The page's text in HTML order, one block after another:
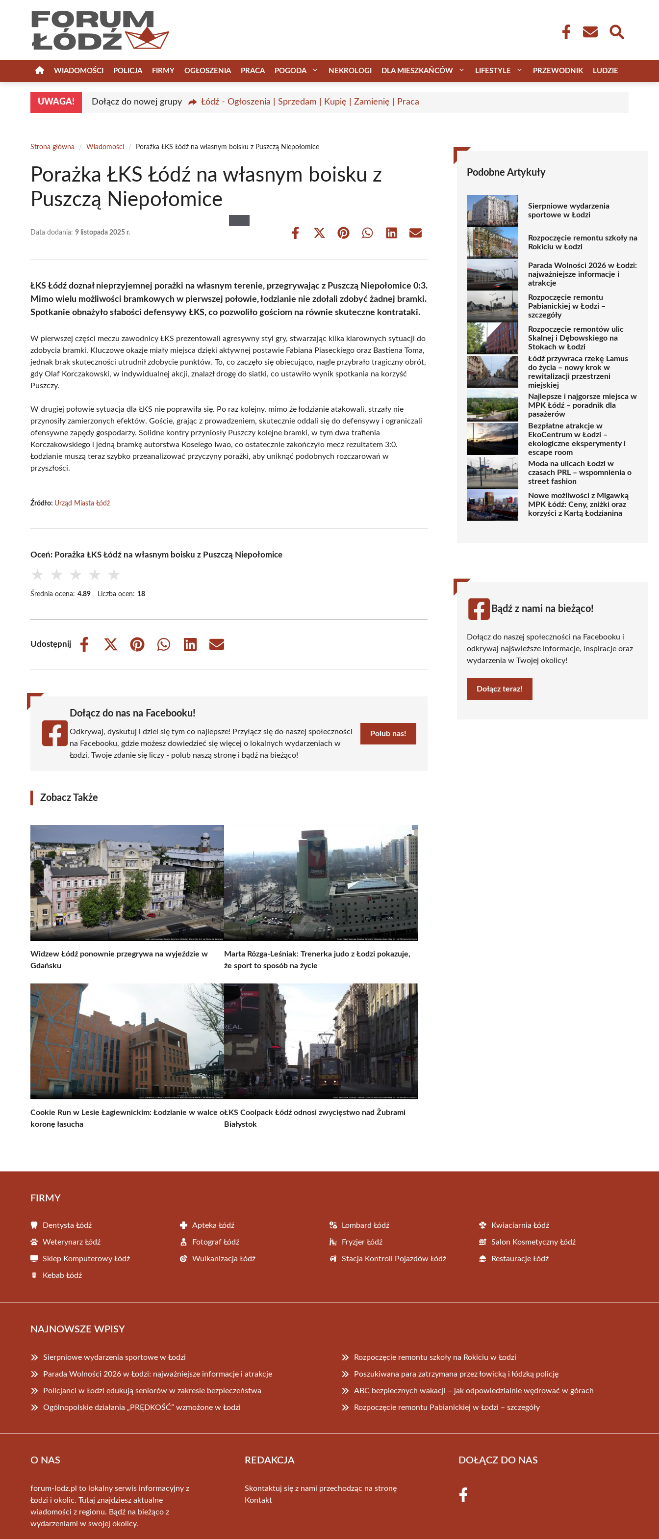
WIADOMOŚCI POLICJA FIRMY OGŁOSZENIA PRACA POGODA NEKROLOGI DLA MIESZKAŃCÓW LIFESTYLE PRZEWODNIK LUDZIE
UWAGA! Dołącz do nowej grupy Łódź - Ogłoszenia | Sprzedam | Kupię | Zamienię | Praca
Strona główna / Wiadomości / Porażka ŁKS Łódź na własnym boisku z Puszczą Niepołomice
Porażka ŁKS Łódź na własnym boisku z
Puszczą Niepołomice
Data dodania: 9 listopada 2025 r.
Share
Share
(Twitter)
Share Share Share Share
ŁKS Łódź doznał nieprzyjemnej porażki na własnym terenie, przegrywając z Puszczą Niepołomice 0:3.
Mimo wielu możliwości bramkowych w pierwszej połowie, łodzianie nie zdołali zdobyć żadnej bramki.
Spotkanie obnażyło słabości defensywy ŁKS, co pozwoliło gościom na równie skuteczne kontrataki.
W pierwszej części meczu zawodnicy ŁKS prezentowali agresywny styl gry, stwarzając kilka klarownych sytuacji do
zdobycia bramki. Kluczowe okazje miały miejsca dzięki aktywnej postawie Fabiana Piaseckiego oraz Bastiena Toma,
jednak brak skuteczności utrudnił zdobycie punktów. To, co zaczęło się obiecująco, nagle przybrało tragiczny obrót,
gdy Olaf Korczakowski, w indywidualnej akcji, znalazł drogę do siatki, co ustawiło wynik spotkania na korzyść
Puszczy.
W drugiej połowie sytuacja dla ŁKS nie poprawiła się. Po raz kolejny, mimo że łodzianie atakowali, strzały nie
przynosiły zamierzonych efektów. Goście, grając z prowadzeniem, skutecznie oddali się do defensywy i ograniczali
ofensywne zapędy gospodarzy. Solidne kontry przyniosły Puszczy kolejne bramki, w tym dwa trafienia
Korczakowskiego i jedną bramkę autorstwa Koseiego Iwao, co ostatecznie zakończyło mecz rezultatem 3:0.
Łodzianie muszą teraz szybko przeanalizować przyczyny porażki, aby uniknąć podobnych rozczarowań w
przyszłości.
Źródło: Urząd Miasta Łódź
Oceń: Porażka ŁKS Łódź na własnym boisku z Puszczą Niepołomice
★ ★ ★ ★ ★
Średnia ocena: 4.89 Liczba ocen: 18
Udostępnij
Share
Share
(Twitter)
Share
Share
Share
Share
Dołącz do nas na Facebooku!
Odkrywaj, dyskutuj i dziel się tym co najlepsze! Przyłącz się do naszej społeczności
na Facebooku, gdzie możesz dowiedzieć się więcej o lokalnych wydarzeniach w
Łodzi. Twoje zdanie się liczy - polub naszą stronę i bądź na bieżąco!
Polub nas!
Zobacz Także
Widzew Łódź ponownie przegrywa na wyjeździe w
Gdańsku
Marta Rózga-Leśniak: Trenerka judo z Łodzi pokazuje,
że sport to sposób na życie
Cookie Run w Lesie Łagiewnickim: Łodzianie w walce o
koronę łasucha
ŁKS Coolpack Łódź odnosi zwycięstwo nad Żubrami
Białystok
Podobne Artykuły
Sierpniowe wydarzenia
sportowe w Łodzi
Rozpoczęcie remontu szkoły na
Rokiciu w Łodzi
Parada Wolności 2026 w Łodzi:
najważniejsze informacje i
atrakcje
Rozpoczęcie remontu
Pabianickiej w Łodzi –
szczegóły
Rozpoczęcie remontów ulic
Skalnej i Dębowskiego na
Stokach w Łodzi
Łódź przywraca rzekę Lamus
do życia – nowy krok w
rewitalizacji przestrzeni
miejskiej
Najlepsze i najgorsze miejsca w
MPK Łódź – poradnik dla
pasażerów
Bezpłatne atrakcje w
EkoCentrum w Łodzi –
ekologiczne eksperymenty i
escape room
Moda na ulicach Łodzi w
czasach PRL – wspomnienia o
street fashion
Nowe możliwości z Migawką
MPK Łódź: Ceny, zniżki oraz
korzyści z Kartą Łodzianina
Bądź z nami na bieżąco!
Dołącz do naszej społeczności na Facebooku i
odkrywaj najświeższe informacje, inspiracje oraz
wydarzenia w Twojej okolicy!
Dołącz teraz!
FIRMY
Dentysta Łódź Apteka Łódź Lombard Łódź Kwiaciarnia Łódź
Weterynarz Łódź Fotograf Łódź Fryzjer Łódź Salon Kosmetyczny Łódź
Sklep Komputerowy Łódź Wulkanizacja Łódź Stacja Kontroli Pojazdów Łódź Restauracje Łódź
Kebab Łódź
NAJNOWSZE WPISY
Sierpniowe wydarzenia sportowe w Łodzi Rozpoczęcie remontu szkoły na Rokiciu w Łodzi
Parada Wolności 2026 w Łodzi: najważniejsze informacje i atrakcje Poszukiwana para zatrzymana przez łowicką i łódzką policję
Policjanci w Łodzi edukują seniorów w zakresie bezpieczeństwa ABC bezpiecznych wakacji – jak odpowiedzialnie wędrować w górach
Ogólnopolskie działania „PRĘDKOŚĆ” wzmożone w Łodzi Rozpoczęcie remontu Pabianickiej w Łodzi – szczegóły
O NAS
forum-lodz.pl to lokalny serwis informacyjny z
Łodzi i okolic. Tutaj znajdziesz aktualne
wiadomości z regionu. Bądź na bieżąco z
wydarzeniami w swojej okolicy.
REDAKCJA
Skontaktuj się z nami przechodząc na stronę
Kontakt
DOŁĄCZ DO NAS